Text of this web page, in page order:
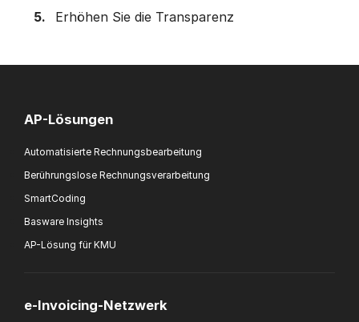
Erhöhen Sie die Transparenz
AP-Lösungen
Automatisierte Rechnungsbearbeitung
Berührungslose Rechnungsverarbeitung
SmartCoding
Basware Insights
AP-Lösung für KMU
e-Invoicing-Netzwerk